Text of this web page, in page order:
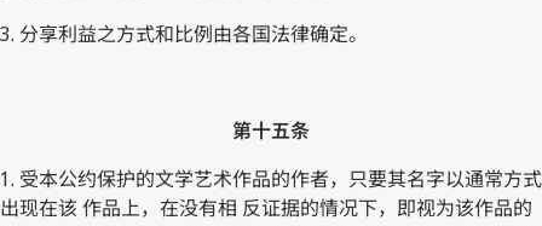
3. 分享利益之方式和比例由各国法律确定。
第十五条
1. 受本公约保护的文学艺术作品的作者，只要其名字以通常方式
出现在该 作品上，在没有相 反证据的情况下，即视为该作品的